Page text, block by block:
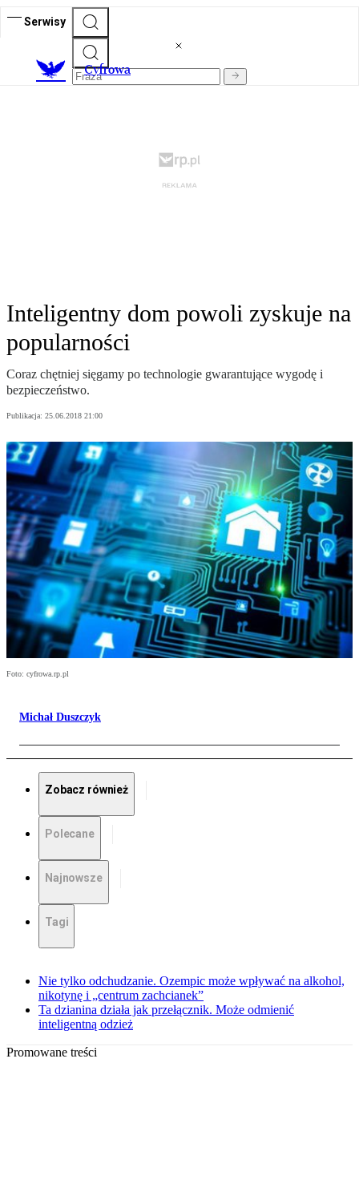
Serwisy
Cyfrowa
Inteligentny dom powoli zyskuje na
popularności
Coraz chętniej sięgamy po technologie gwarantujące wygodę i
bezpieczeństwo.
Publikacja: 25.06.2018 21:00
Foto: cyfrowa.rp.pl
Michał Duszczyk
Zobacz również
Polecane
Najnowsze
Tagi
Nie tylko odchudzanie. Ozempic może wpływać na alkohol,
nikotynę i „centrum zachcianek”
Ta dzianina działa jak przełącznik. Może odmienić
inteligentną odzież
Promowane treści